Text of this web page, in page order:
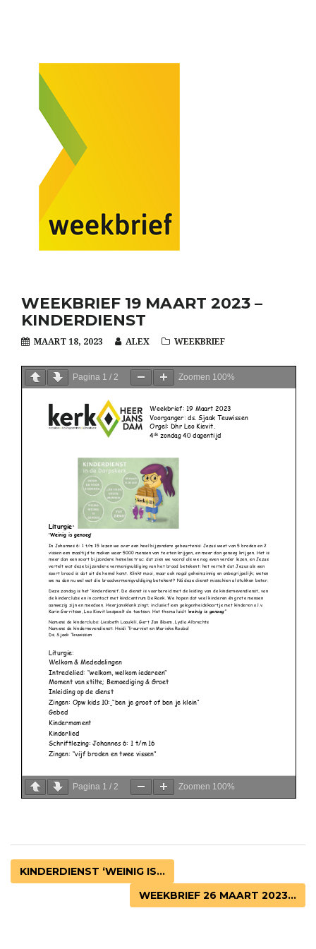
WEEKBRIEF 19 MAART 2023 –
KINDERDIENST
MAART 18, 2023 ALEX WEEKBRIEF
Pagina 1 / 2 Zoomen 100%
Pagina 1 / 2 Zoomen 100%
KINDERDIENST ‘WEINIG IS...
WEEKBRIEF 26 MAART 2023...